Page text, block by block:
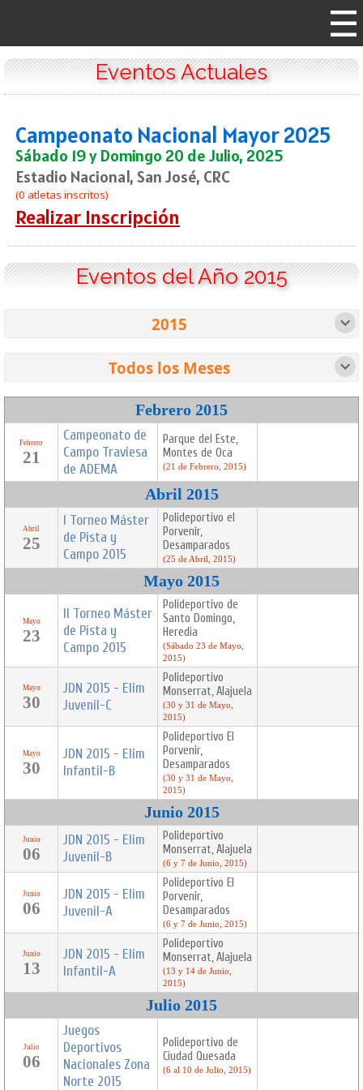
Eventos Actuales
Campeonato Nacional Mayor 2025
Sábado 19 y Domingo 20 de Julio, 2025
Estadio Nacional, San José, CRC
(0 atletas inscritos)
Realizar Inscripción
Eventos del Año 2015
2015
1 evento
1 evento 2 eventos
2004
2 eventos
2005
2 eventos 1 evento 12 eventos
2008
12 eventos
2009
17 eventos
2010
11 eventos
2011
12 eventos
2015 2016 2017
2022 2025
1 evento
Todos los Meses
1 evento 3 eventos
Julio
2 eventos
Septiembre
2 eventos
Todos
12 eventos
Febrero 2015
Febrero
21
Campeonato de
Campo Traviesa
de ADEMA
Parque del Este,
Montes de Oca
(21 de Febrero, 2015)
Abril 2015
Abril
25
I Torneo Máster
de Pista y
Campo 2015
Polideportivo el
Porvenir,
Desamparados
(25 de Abril, 2015)
Mayo 2015
Mayo
23
II Torneo Máster
de Pista y
Campo 2015
Polideportivo de
Santo Domingo,
Heredia
(Sábado 23 de Mayo,
2015)
Mayo
30
JDN 2015 - Elim
Juvenil-C
Polideportivo
Monserrat, Alajuela
(30 y 31 de Mayo,
2015)
Mayo
30
JDN 2015 - Elim
Infantil-B
Polideportivo El
Porvenir,
Desamparados
(30 y 31 de Mayo,
2015)
Junio 2015
Junio
06
JDN 2015 - Elim
Juvenil-B
Polideportivo
Monserrat, Alajuela
(6 y 7 de Junio, 2015)
Junio
06
JDN 2015 - Elim
Juvenil-A
Polideportivo El
Porvenir,
Desamparados
(6 y 7 de Junio, 2015)
Junio
13
JDN 2015 - Elim
Infantil-A
Polideportivo
Monserrat, Alajuela
(13 y 14 de Junio,
2015)
Julio 2015
Julio
06
Juegos
Deportivos
Nacionales Zona
Norte 2015
Polideportivo de
Ciudad Quesada
(6 al 10 de Julio, 2015)